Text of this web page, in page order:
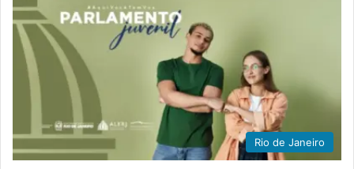
Rio de Janeiro